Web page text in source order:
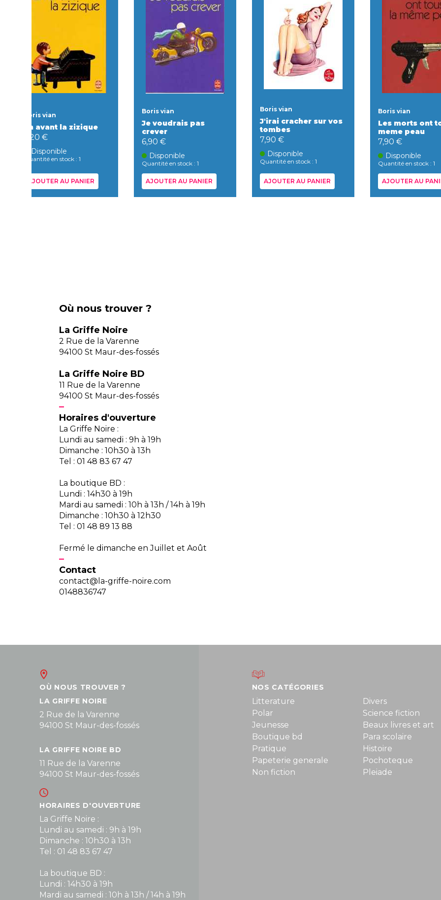
Boris vian
En avant la zizique
7,20 €
Disponible
Quantité en stock : 1
AJOUTER AU PANIER
Boris vian
Je voudrais pas
crever
6,90 €
Disponible
Quantité en stock : 1
AJOUTER AU PANIER
Boris vian
J'irai cracher sur vos
tombes
7,90 €
Disponible
Quantité en stock : 1
AJOUTER AU PANIER
Boris vian
Les morts ont
meme peau
7,90 €
Disponible
Quantité en stock : 1
AJOUTER AU
Où nous trouver ?
La Griffe Noire
2 Rue de la Varenne
94100 St Maur-des-fossés
La Griffe Noire BD
11 Rue de la Varenne
94100 St Maur-des-fossés
Horaires d'ouverture
La Griffe Noire :
Lundi au samedi : 9h à 19h
Dimanche : 10h30 à 13h
Tel : 01 48 83 67 47
La boutique BD :
Lundi : 14h30 à 19h
Mardi au samedi : 10h à 13h / 14h à 19h
Dimanche : 10h30 à 12h30
Tel : 01 48 89 13 88
Fermé le dimanche en Juillet et Août
Contact
contact@la-griffe-noire.com
0148836747
OÙ NOUS TROUVER ?
LA GRIFFE NOIRE
2 Rue de la Varenne
94100 St Maur-des-fossés
LA GRIFFE NOIRE BD
11 Rue de la Varenne
94100 St Maur-des-fossés
HORAIRES D'OUVERTURE
La Griffe Noire :
Lundi au samedi : 9h à 19h
Dimanche : 10h30 à 13h
Tel : 01 48 83 67 47
La boutique BD :
Lundi : 14h30 à 19h
Mardi au samedi : 10h à 13h / 14h à 19h
NOS CATÉGORIES
Litterature
Polar
Jeunesse
Boutique bd
Pratique
Papeterie generale
Non fiction
Divers
Science fiction
Beaux livres et art
Para scolaire
Histoire
Pochoteque
Pleiade